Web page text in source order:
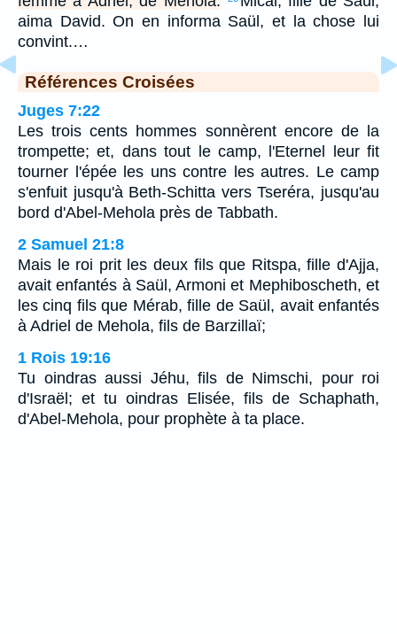
aima David. On en informa Saül, et la chose lui
convint.…
Références Croisées
Juges 7:22
Les trois cents hommes sonnèrent encore de la
trompette; et, dans tout le camp, l'Eternel leur fit
tourner l'épée les uns contre les autres. Le camp
s'enfuit jusqu'à Beth-Schitta vers Tseréra, jusqu'au
bord d'Abel-Mehola près de Tabbath.
2 Samuel 21:8
Mais le roi prit les deux fils que Ritspa, fille d'Ajja,
avait enfantés à Saül, Armoni et Mephiboscheth, et
les cinq fils que Mérab, fille de Saül, avait enfantés
à Adriel de Mehola, fils de Barzillaï;
1 Rois 19:16
Tu oindras aussi Jéhu, fils de Nimschi, pour roi
d'Israël; et tu oindras Elisée, fils de Schaphath,
d'Abel-Mehola, pour prophète à ta place.